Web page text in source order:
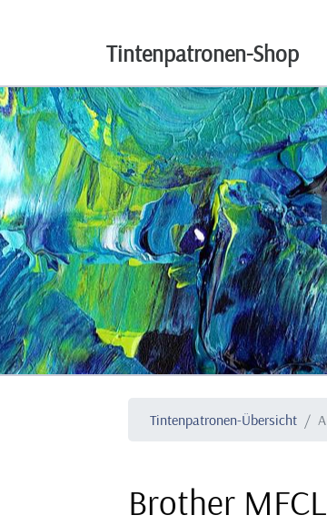
Tintenpatronen-Shop
Tintenpatronen-Übersicht
Brother